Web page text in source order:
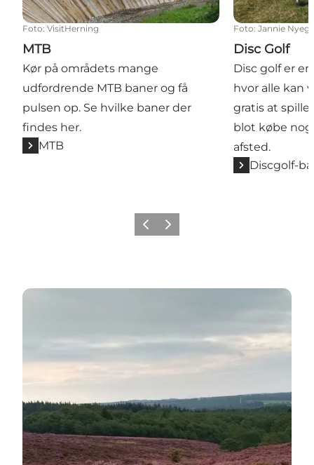
Foto: VisitHerning
MTB
Kør på områdets mange
udfordrende MTB baner og få
pulsen op. Se hvilke baner der
findes her.
MTB
Foto: Jannie
Disc Golf
Disc golf er
hvor alle kan
gratis at spille
blot købe
afsted.
Discgolf-
Forrige billede
Næste billede